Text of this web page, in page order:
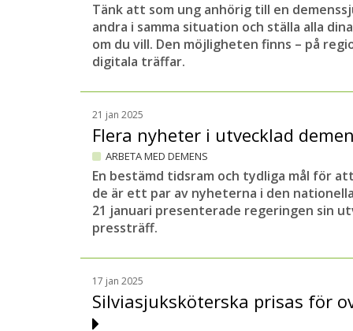
Tänk att som ung anhörig till en
andra i samma situation och ställa alla
om du vill. Den möjligheten finns – på
digitala träffar.
21 jan 2025
Flera nyheter i utvecklad
ARBETA MED DEMENS
En bestämd tidsram och tydliga mål för
de är ett par av nyheterna i den
21 januari presenterade regeringen sin
pressträff.
17 jan 2025
Silviasjuksköterska prisas för